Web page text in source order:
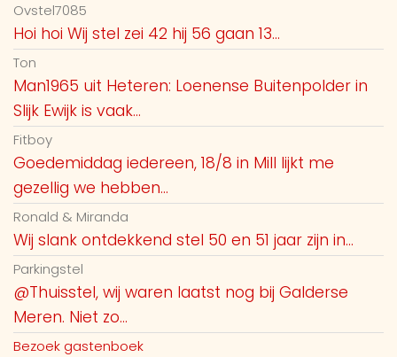
Ovstel7085
Hoi hoi Wij stel zei 42 hij 56 gaan 13...
Ton
Man1965 uit Heteren: Loenense Buitenpolder in
Slijk Ewijk is vaak...
Fitboy
Goedemiddag iedereen, 18/8 in Mill lijkt me
gezellig we hebben...
Ronald & Miranda
Wij slank ontdekkend stel 50 en 51 jaar zijn in...
Parkingstel
@Thuisstel, wij waren laatst nog bij Galderse
Meren. Niet zo...
Bezoek gastenboek